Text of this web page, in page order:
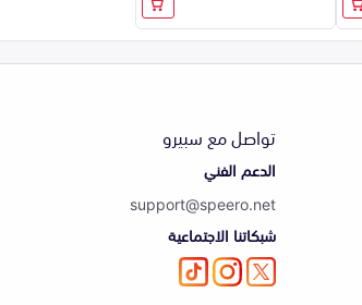
تواصل مع سبيرو
الدعم الفني
support@speero.net
شبكاتنا الاجتماعية